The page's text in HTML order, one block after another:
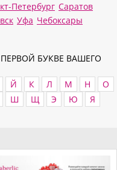
Петербург Саратов
Уфа Чебоксары
БУКВЕ ВАШЕГО
Й К Л М Н
О
Ш Щ Э Ю Я